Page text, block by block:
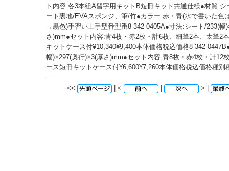
ト内容:各3本組A習字用キットB短冊キット共通仕様●材質:
ート裏地/EVAスポンジ、筆/竹●カラー:赤・青(水で書いた色
→黒色)手習い上手型番型番8-342-0405A●寸法:シート/233(幅
さ)mm●セット内容:青4枚・赤2枚・計6枚、細筆2本、太筆2
キットケース付¥10,340¥9,400本体価格税込価格8-342-
幅)×297(奥行)×3(厚さ)mm●セット内容:青8枚・赤4枚・計12
ース短冊キットケース付¥6,600¥7,260本体価格税込価格種別
<< | < | > |